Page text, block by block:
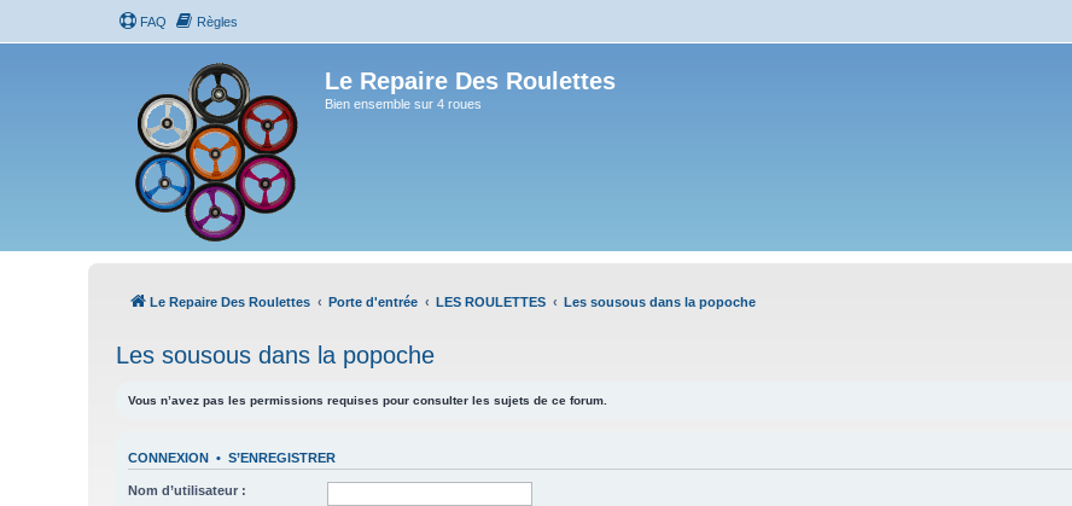
FAQ Règles
Le Repaire Des Roulettes
Bien ensemble sur 4 roues
Le Repaire Des Roulettes Porte d'entrée LES ROULETTES Les sousous dans la popoche
Les sousous dans la popoche
Vous n’avez pas les permissions requises pour consulter les sujets de ce forum.
CONNEXION • S’ENREGISTRER
Nom d’utilisateur :